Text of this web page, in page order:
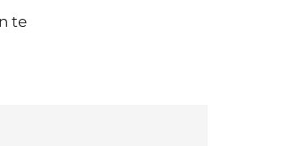
te